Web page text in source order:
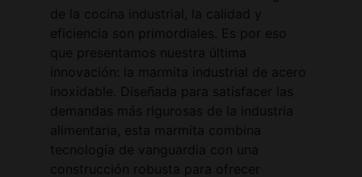
de la cocina industrial, la calidad y
eficiencia son primordiales. Es por eso
que presentamos nuestra última
innovación: la marmita industrial de acero
inoxidable. Diseñada para satisfacer las
demandas más rigurosas de la industria
alimentaria, esta marmita combina
tecnología de vanguardia con una
construcción robusta para ofrecer